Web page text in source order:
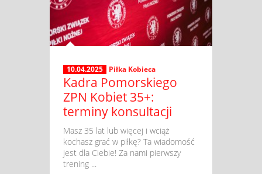
10.04.2025 Piłka Kobieca
Kadra Pomorskiego
ZPN Kobiet 35+:
terminy konsultacji
​ Masz 35 lat lub więcej i wciąż
kochasz grać w piłkę? Ta wiadomość
jest dla Ciebie! Za nami pierwszy
trening ...